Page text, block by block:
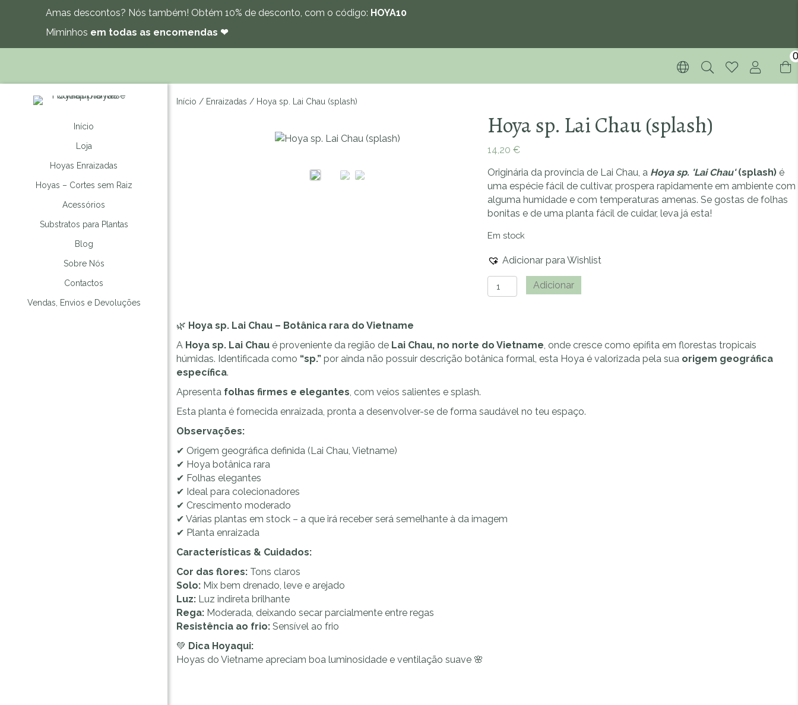
Amas descontos? Nós também! Obtém 10% de desconto, com o código: HOYA10
Miminhos em todas as encomendas ❤
0
Início
Loja
Hoyas Enraizadas
Hoyas – Cortes sem Raiz
Acessórios
Substratos para Plantas
Blog
Sobre Nós
Contactos
Vendas, Envios e Devoluções
Início / Enraizadas / Hoya sp. Lai Chau (splash)
Zoom
Hoya sp. Lai Chau (splash)
14,20 €
Originária da província de Lai Chau, a Hoya sp. 'Lai Chau'(splash)é
uma espécie fácil de cultivar, prospera rapidamente em ambiente com
alguma humidade e com temperaturas amenas. Se gostas de folhas
bonitas e de uma planta fácil de cuidar, leva já esta!
Em stock
Adicionar para Wishlist
Quantidade
de
Chau
(splash)
Adicionar
n
a
🌿 Hoya sp. Lai Chau – Botânica rara do Vietname
A Hoya sp. Lai Chau é proveniente da região de Lai Chau, no norte do Vietname, onde cresce como epífita em florestas tropicais
húmidas. Identificada como “sp.” por ainda não possuir descrição botânica formal, esta Hoya é valorizada pela sua origem geográfica
específica.
Apresenta folhas firmes e elegantes, com veios salientes e splash.
Esta planta é fornecida enraizada, pronta a desenvolver-se de forma saudável no teu espaço.
Observações:
✔ Origem geográfica definida (Lai Chau, Vietname)
✔ Hoya botânica rara
✔ Folhas elegantes
✔ Ideal para colecionadores
✔ Crescimento moderado
✔ Várias plantas em stock – a que irá receber será semelhante à da imagem
✔ Planta enraizada
Características & Cuidados:
Cor das flores: Tons claros
Solo: Mix bem drenado, leve e arejado
Luz: Luz indireta brilhante
Rega: Moderada, deixando secar parcialmente entre regas
Resistência ao frio: Sensível ao frio
💚 Dica Hoyaqui:
Hoyas do Vietname apreciam boa luminosidade e ventilação suave 🌸